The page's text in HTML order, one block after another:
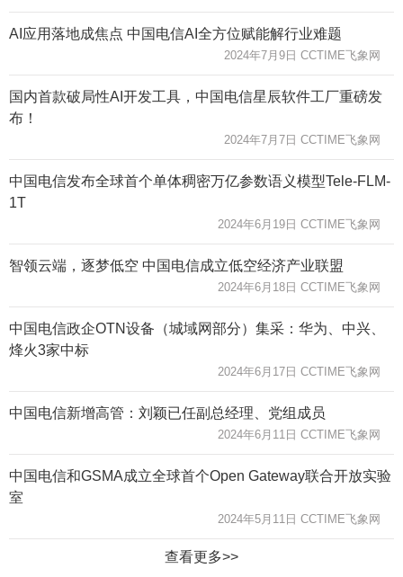
AI应用落地成焦点 中国电信AI全方位赋能解行业难题
2024年7月9日 CCTIME飞象网
国内首款破局性AI开发工具，中国电信星辰软件工厂重磅发
布！
2024年7月7日 CCTIME飞象网
中国电信发布全球首个单体稠密万亿参数语义模型Tele-FLM-
1T
2024年6月19日 CCTIME飞象网
智领云端，逐梦低空 中国电信成立低空经济产业联盟
2024年6月18日 CCTIME飞象网
中国电信政企OTN设备（城域网部分）集采：华为、中兴、
烽火3家中标
2024年6月17日 CCTIME飞象网
中国电信新增高管：刘颖已任副总经理、党组成员
2024年6月11日 CCTIME飞象网
中国电信和GSMA成立全球首个Open Gateway联合开放实验
室
2024年5月11日 CCTIME飞象网
查看更多>>